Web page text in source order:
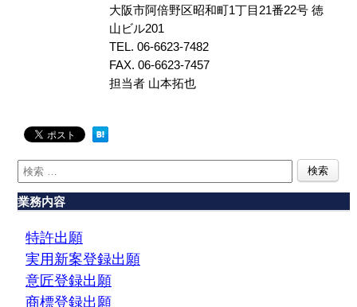
大阪市阿倍野区昭和町1丁目21番22号 徳
山ビル201
TEL. 06-6623-7482
FAX. 06-6623-7457
担当者 山本拓也
業務内容
特許出願
実用新案登録出願
意匠登録出願
商標登録出願